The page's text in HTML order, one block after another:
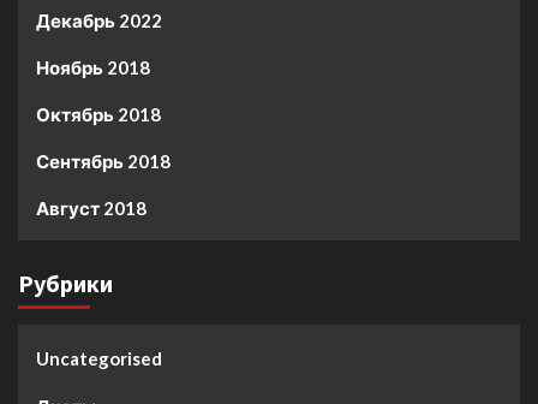
Декабрь 2022
Ноябрь 2018
Октябрь 2018
Сентябрь 2018
Август 2018
Рубрики
Uncategorised